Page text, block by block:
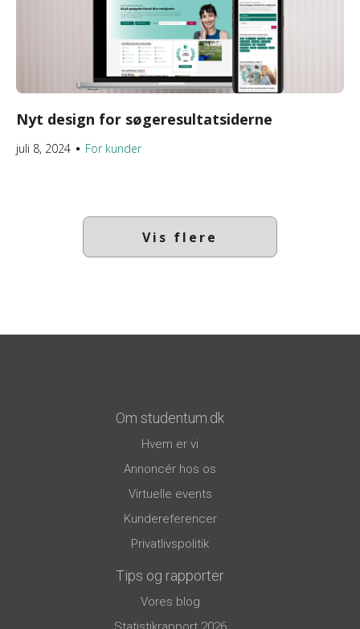
Nyt design for søgeresultatsiderne
juli 8, 2024 ● For kunder
Vis flere
Om studentum.dk
Hvem er vi
Annoncér hos os
Virtuelle events
Kundereferencer
Privatlivspolitik
Tips og rapporter
Vores blog